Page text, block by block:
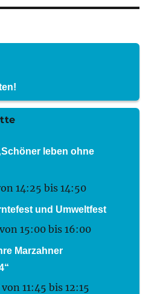
leben ohne
14:25 bis14:50
und Umweltfest
15:00 bis16:00
Marzahner
11:45 bis12:15